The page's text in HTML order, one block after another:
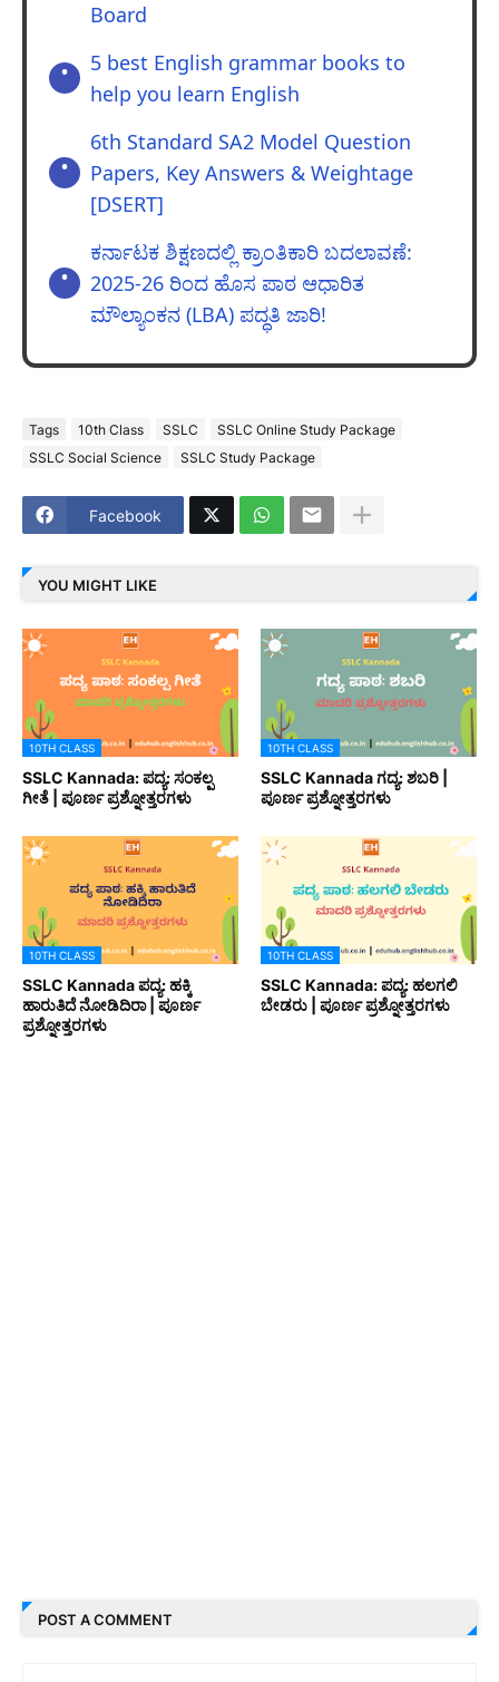
Board
5 best English grammar books to
help you learn English
6th Standard SA2 Model Question
Papers, Key Answers & Weightage
[DSERT]
ಕರ್ನಾಟಕ ಶಿಕ್ಷಣದಲ್ಲಿ ಕ್ರಾಂತಿಕಾರಿ ಬದಲಾವಣೆ:
2025-26 ರಿಂದ ಹೊಸ ಪಾಠ ಆಧಾರಿತ
ಮೌಲ್ಯಾಂಕನ (LBA) ಪದ್ಧತಿ ಜಾರಿ!
Tags 10th Class SSLC
SSLC Online Study Package
SSLC Social Science
SSLC Study Package
Facebook
YOU MIGHT LIKE
10TH CLASS
SSLC Kannada: ಪದ್ಯ: ಸಂಕಲ್ಪ
ಗೀತೆ | ಪೂರ್ಣ ಪ್ರಶ್ನೋತ್ತರಗಳು
10TH CLASS
SSLC Kannada ಗದ್ಯ: ಶಬರಿ |
ಪೂರ್ಣ ಪ್ರಶ್ನೋತ್ತರಗಳು
10TH CLASS
SSLC Kannada ಪದ್ಯ: ಹಕ್ಕಿ
ಹಾರುತಿದೆ ನೋಡಿದಿರಾ | ಪೂರ್ಣ
ಪ್ರಶ್ನೋತ್ತರಗಳು
10TH CLASS
SSLC Kannada: ಪದ್ಯ: ಹಲಗಲಿ
ಬೇಡರು | ಪೂರ್ಣ ಪ್ರಶ್ನೋತ್ತರಗಳು
POST A COMMENT